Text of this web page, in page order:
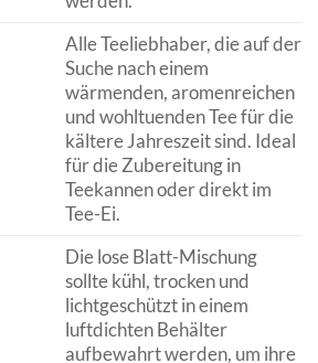
Alle Teeliebhaber, die auf der
Suche nach einem
wärmenden, aromenreichen
und wohltuenden Tee für die
kältere Jahreszeit sind. Ideal
für die Zubereitung in
Teekannen oder direkt im
Tee-Ei.
Die lose Blatt-Mischung
sollte kühl, trocken und
lichtgeschützt in einem
luftdichten Behälter
aufbewahrt werden, um ihre